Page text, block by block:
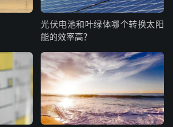
光伏电池和叶绿体哪个转换太阳
能的效率高？